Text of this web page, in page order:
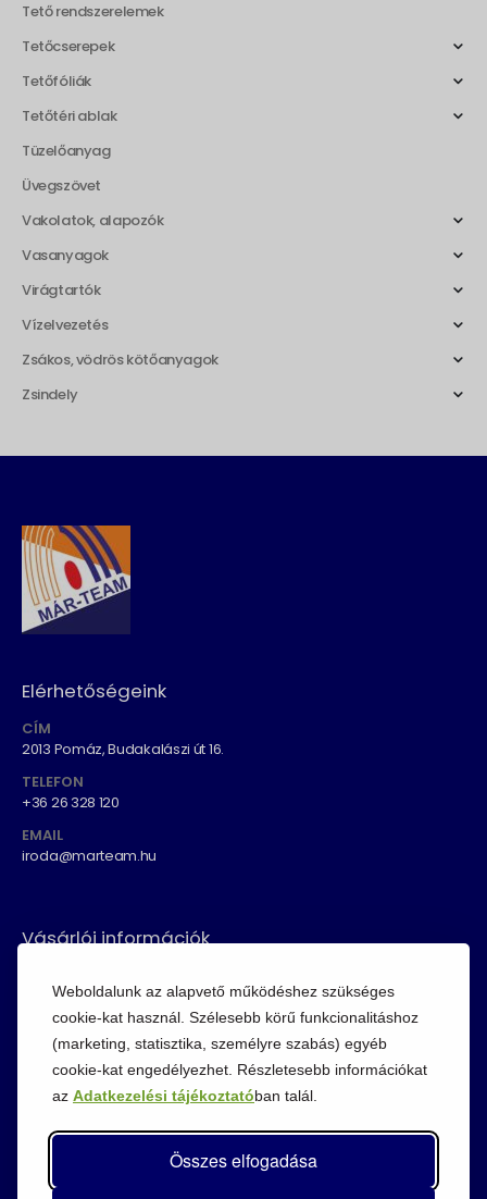
Weboldalunk az alapvető működéshez szükséges
cookie-kat használ. Szélesebb körű funkcionalitáshoz
(marketing, statisztika, személyre szabás) egyéb
cookie-kat engedélyezhet. Részletesebb információkat
az Adatkezelési tájékoztatóban talál.
Összes elfogadása
Tető rendszerelemek
Tetőcserepek
Tetőfóliák
Tetőtéri ablak
Tüzelőanyag
Üvegszövet
Vakolatok, alapozók
Vasanyagok
Virágtartók
Vízelvezetés
Zsákos, vödrös kötőanyagok
Zsindely
Elérhetőségeink
CÍM
2013 Pomáz, Budakalászi út 16.
TELEFON
+36 26 328 120
EMAIL
iroda@marteam.hu
Vásárlói információk
Fizetési módok
Adatvédelem
Cookie szabályzat